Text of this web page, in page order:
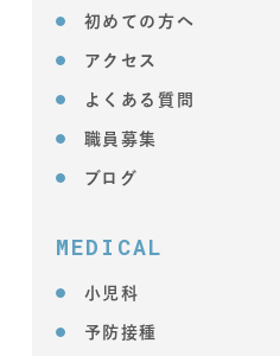
初めての方へ
アクセス
よくある質問
職員募集
ブログ
MEDICAL
小児科
予防接種